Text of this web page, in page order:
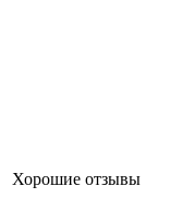
Хорошие отзывы